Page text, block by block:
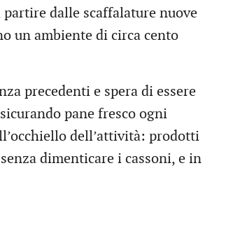
partire dalle scaffalature nuove
un ambiente di circa cento
precedenti e spera di essere
pane fresco ogni
dell’attività: prodotti
dimenticare i cassoni, e in